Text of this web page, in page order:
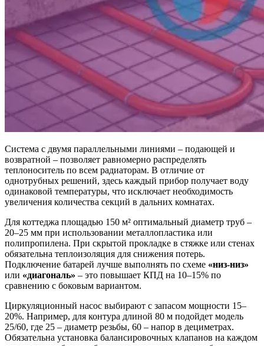
Система с двумя параллельными линиями – подающей и
возвратной – позволяет равномерно распределять
теплоноситель по всем радиаторам. В отличие от
однотрубных решений, здесь каждый прибор получает воду
одинаковой температуры, что исключает необходимость
увеличения количества секций в дальних комнатах.
Для коттеджа площадью 150 м² оптимальный диаметр труб –
20–25 мм при использовании металлопластика или
полипропилена. При скрытой прокладке в стяжке или стенах
обязательна теплоизоляция для снижения потерь.
Подключение батарей лучше выполнять по схеме «низ-низ»
или «диагональ» – это повышает КПД на 10–15% по
сравнению с боковым вариантом.
Циркуляционный насос выбирают с запасом мощности 15–
20%. Например, для контура длиной 80 м подойдет модель
25/60, где 25 – диаметр резьбы, 60 – напор в дециметрах.
Обязательна установка балансировочных клапанов на каждом